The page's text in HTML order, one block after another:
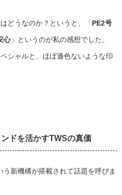
どうなのか？というと、「PE2号
心」というのが私の感想でした。
シャルと、ほぼ遜色ないような印
ドを活かすTWSの真価
う新機構が搭載されて話題を呼びま